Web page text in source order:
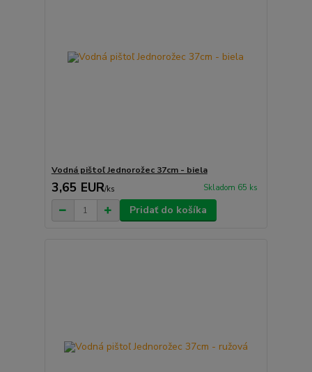
Vodná pištoľ Jednorožec 37cm - biela
3,65 EUR/ks Skladom 65 ks
Pridať do košíka